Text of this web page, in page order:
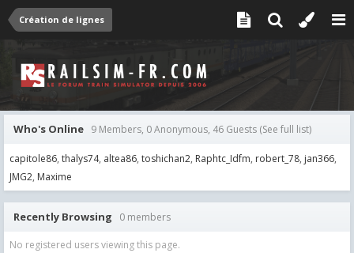
Création de lignes
Who's Online 9 Members, 0 Anonymous, 46 Guests (See full list)
capitole86 thalys74 altea86 toshichan2 Raphtc_Idfm robert_78 jan366
JMG2 Maxime
Recently Browsing 0 members
No registered users viewing this page.